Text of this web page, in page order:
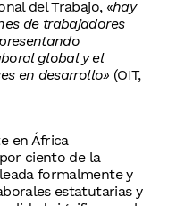
del Trabajo, «hay
de trabajadores
global y el
en desarrollo» (OIT,
en África
ciento de la
formalmente y
estatutarias y